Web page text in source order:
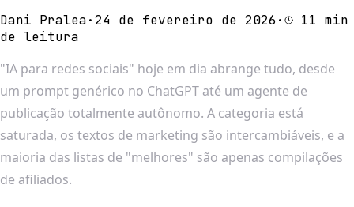
Dani Pralea·24 de fevereiro de 2026·
11 min
de leitura
"IA para redes sociais" hoje em dia abrange tudo, desde
um prompt genérico no ChatGPT até um agente de
publicação totalmente autônomo. A categoria está
saturada, os textos de marketing são intercambiáveis, e a
maioria das listas de "melhores" são apenas compilações
de afiliados.